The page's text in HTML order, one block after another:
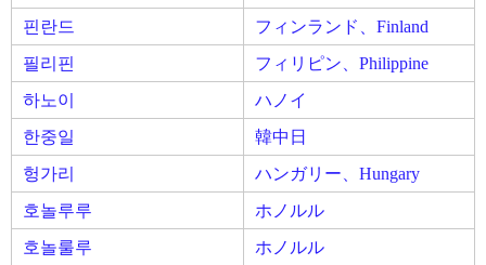
핀란드
フィンランド、Finland
필리핀
フィリピン、Philippine
하노이
ハノイ
한중일
韓中日
헝가리
ハンガリー、Hungary
호놀루루
ホノルル
호놀룰루
ホノルル